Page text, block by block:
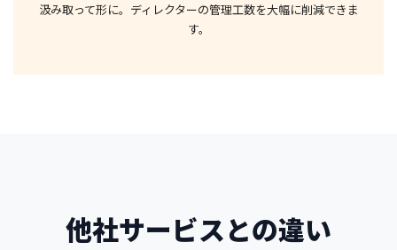
汲み取って形に。 ディレクターの管理工数を大幅に削減できま
す。
他社サービスとの違い